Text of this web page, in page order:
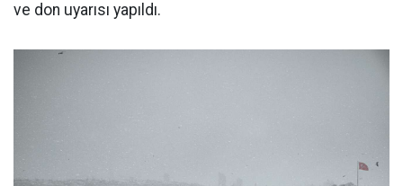
ve don uyarısı yapıldı.